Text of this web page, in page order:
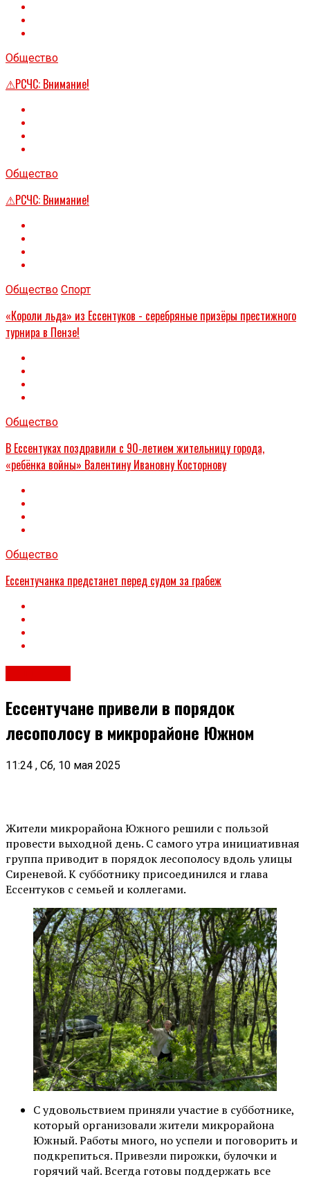
Общество
⚠РСЧС: Внимание!
Общество
⚠РСЧС: Внимание!
Общество Спорт
«Короли льда» из Ессентуков - серебряные призёры престижного
турнира в Пензе!
Общество
В Ессентуках поздравили с 90‑летием жительницу города,
«ребёнка войны» Валентину Ивановну Косторнову
Общество
Ессентучанка предстанет перед судом за грабеж
Ессентучане привели в порядок
лесополосу в микрорайоне Южном
11:24 , Сб, 10 мая 2025
Жители микрорайона Южного решили с пользой
провести выходной день. С самого утра инициативная
группа приводит в порядок лесополосу вдоль улицы
Сиреневой. К субботнику присоединился и глава
Ессентуков с семьей и коллегами.
С удовольствием приняли участие в субботнике,
который организовали жители микрорайона
Южный. Работы много, но успели и поговорить и
подкрепиться. Привезли пирожки, булочки и
горячий чай. Всегда готовы поддержать все